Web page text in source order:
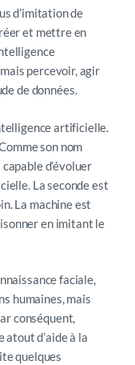
d’imitation de
et mettre en
percevoir, agir
de données.
artificielle.
son nom
d’évoluer
La seconde est
La machine est
en imitant le
faciale,
humaines, mais
conséquent,
d’aide à la
quelques